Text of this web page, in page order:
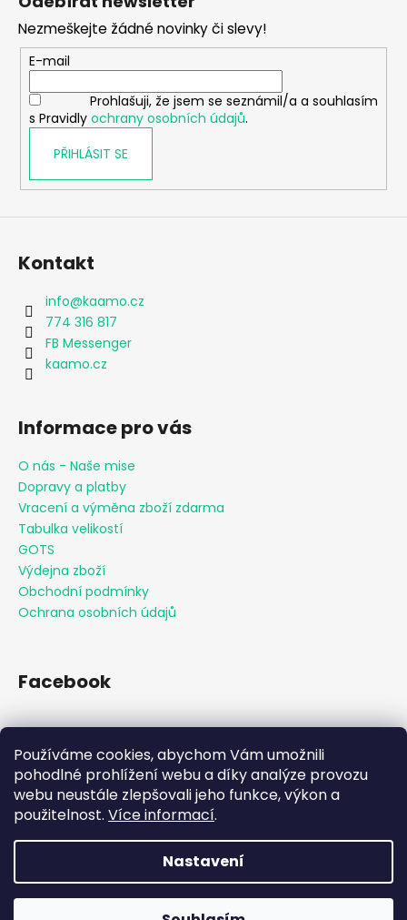
Používáme cookies, abychom Vám umožnili
pohodlné prohlížení webu a díky analýze provozu
webu neustále zlepšovali jeho funkce, výkon a
použitelnost. Více informací.
Nastavení
Nezmeškejte žádné novinky či slevy!
E-mail
Prohlašuji, že jsem se seznámil/a a souhlasím
s Pravidly ochrany osobních údajů.
PŘIHLÁSIT SE
Kontakt
info@kaamo.cz
774 316 817
FB Messenger
kaamo.cz
Informace pro vás
O nás - Naše mise
Dopravy a platby
Vracení a výměna zboží zdarma
Tabulka velikostí
GOTS
Výdejna zboží
Obchodní podmínky
Ochrana osobních údajů
Facebook
Přijímáme online platby
Vytvořil Shoptet